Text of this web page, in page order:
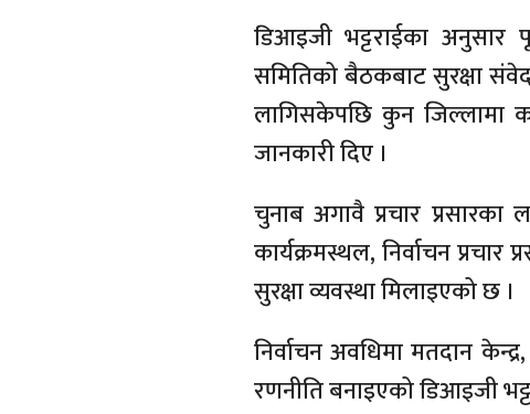
डिआइजी भट्टराईका अनुसार
समितिको बैठकबाट सुरक्षा
लागिसकेपछि कुन जिल्लामा
जानकारी दिए ।
चुनाब अगावै प्रचार प्रसारका
कार्यक्रमस्थल, निर्वाचन प्रचार
सुरक्षा व्यवस्था मिलाइएको छ ।
निर्वाचन अवधिमा मतदान
रणनीति बनाइएको डिआइजी